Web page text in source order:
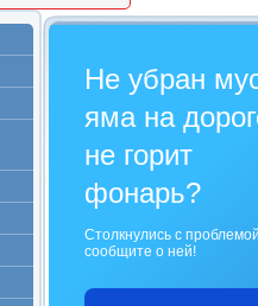
Не убран
яма на
не горит
фонарь?
Столкнулись с
сообщите о ней!